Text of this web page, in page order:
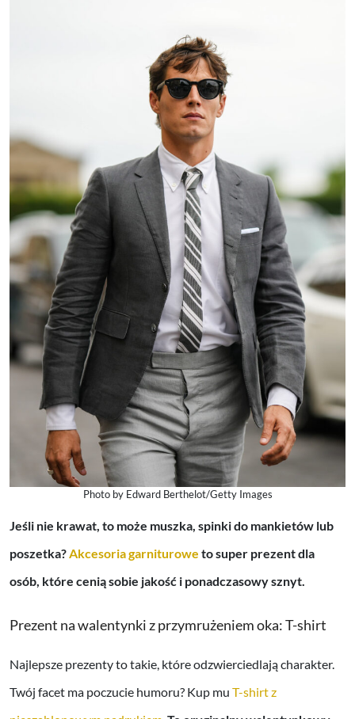
Photo by Edward Berthelot/Getty Images
Jeśli nie krawat, to może muszka, spinki do mankietów lub
poszetka?Akcesoria garniturowe to super prezent dla
osób, które cenią sobie jakość i ponadczasowy sznyt.
Prezent na walentynki z przymrużeniem oka: T-shirt
Najlepsze prezenty to takie, które odzwierciedlają charakter.
Twój facet ma poczucie humoru? Kup mu T-shirt z